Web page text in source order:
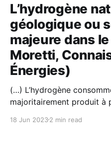
L’hydrogène
géologique ou
majeure dans
Moretti,
Énergies)
(…) L’hydrogène
majoritairement produit à
mode de production
18 Jun 20232 min read